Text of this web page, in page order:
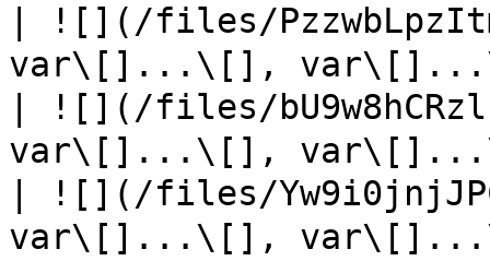
| ![](/files/
var\[]...\[],
| ![](/files/
var\[]...\[],
| ![](/files/
var\[]...\[],